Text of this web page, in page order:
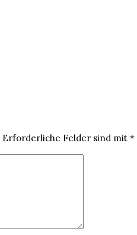
Erforderliche Felder sind mit *